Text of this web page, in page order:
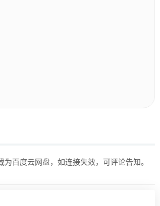
百度云网盘，如连接失效，可评论告知。